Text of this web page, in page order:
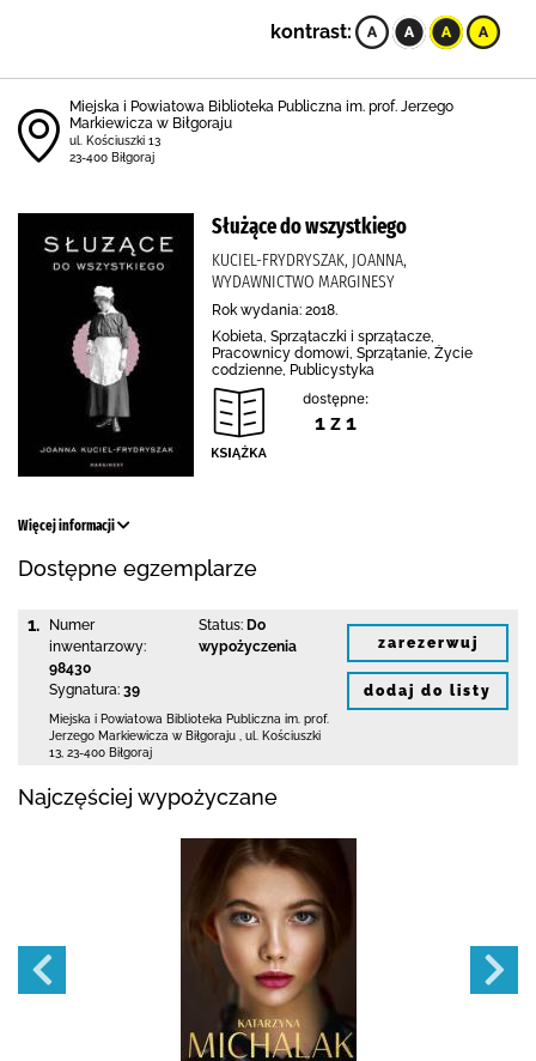
kontrast:
Miejska i Powiatowa Biblioteka Publiczna im. prof. Jerzego
Markiewicza w Biłgoraju
ul. Kościuszki 13
23-400 Biłgoraj
Służące do wszystkiego
KUCIEL-FRYDRYSZAK, JOANNA,
WYDAWNICTWO MARGINESY
Rok wydania: 2018.
Kobieta, Sprzątaczki i sprzątacze,
Pracownicy domowi, Sprzątanie, Życie
codzienne, Publicystyka
dostępne:
1 z 1
Więcej informacji
Dostępne egzemplarze
1.
Numer
inwentarzowy:
98430
Sygnatura: 39
Status: Do
wypożyczenia
Miejska i Powiatowa Biblioteka Publiczna im. prof.
Jerzego Markiewicza w Biłgoraju
ul. Kościuszki
13 23-400 Biłgoraj
zarezerwuj
dodaj do listy
Najczęściej wypożyczane